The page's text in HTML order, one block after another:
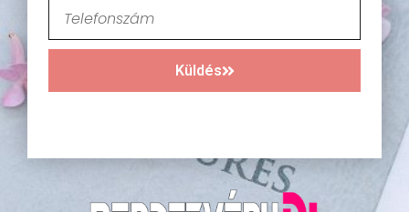
Küldés